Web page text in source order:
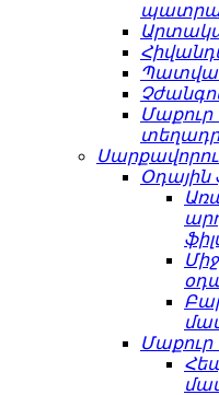
Մաքուր
Օդային
Մաքուր